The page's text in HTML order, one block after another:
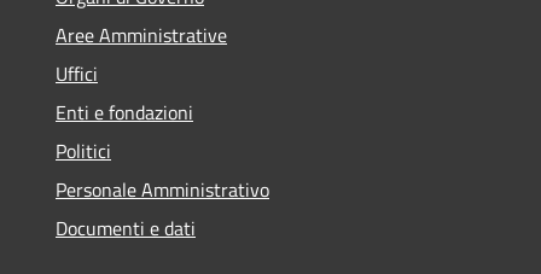
Aree Amministrative
Uffici
Enti e fondazioni
Politici
Personale Amministrativo
Documenti e dati